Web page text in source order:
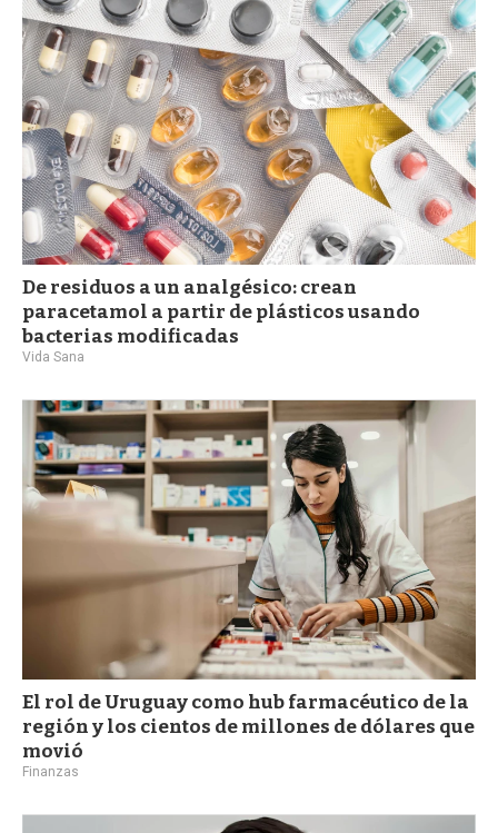
De residuos a un analgésico: crean
paracetamol a partir de plásticos usando
bacterias modificadas
Vida Sana
El rol de Uruguay como hub farmacéutico de la
región y los cientos de millones de dólares que
movió
Finanzas